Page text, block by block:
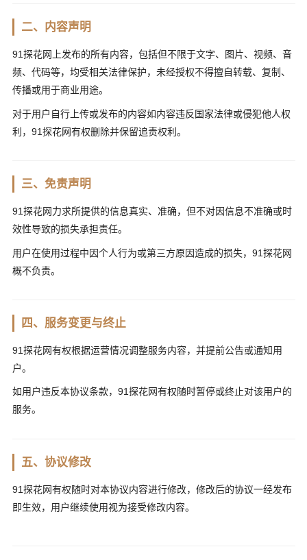
二、内容声明
91探花网上发布的所有内容，包括但不限于文字、图片、视频、音
频、代码等，均受相关法律保护，未经授权不得擅自转载、复制、
传播或用于商业用途。
对于用户自行上传或发布的内容如内容违反国家法律或侵犯他人权
利，91探花网有权删除并保留追责权利。
三、免责声明
91探花网力求所提供的信息真实、准确，但不对因信息不准确或时
效性导致的损失承担责任。
用户在使用过程中因个人行为或第三方原因造成的损失，91探花网
概不负责。
四、服务变更与终止
91探花网有权根据运营情况调整服务内容，并提前公告或通知用
户。
如用户违反本协议条款，91探花网有权随时暂停或终止对该用户的
服务。
五、协议修改
91探花网有权随时对本协议内容进行修改，修改后的协议一经发布
即生效，用户继续使用视为接受修改内容。